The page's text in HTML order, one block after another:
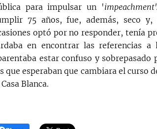
para impulsar un 'impeachment'.
75 años, fue, además, seco y,
optó por no responder, tenía
en encontrar las referencias
estar confuso y
que esperaban que cambiara el curso
Blanca.